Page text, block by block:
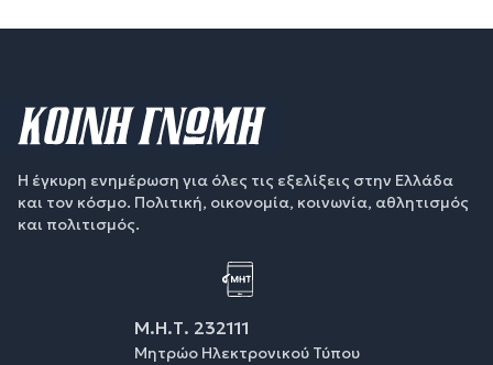
Η έγκυρη ενημέρωση για όλες τις εξελίξεις στην Ελλάδα
και τον κόσμο. Πολιτική, οικονομία, κοινωνία, αθλητισμός
και πολιτισμός.
Μ.Η.Τ. 232111
Μητρώο Ηλεκτρονικού Τύπου